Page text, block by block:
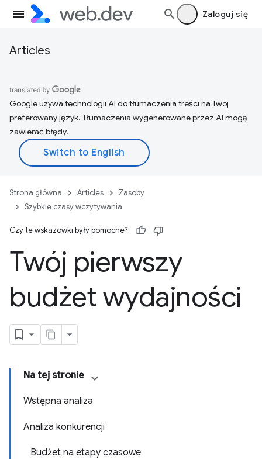
Zaloguj się
Articles
Google używa technologii AI do tłumaczenia treści na Twój
preferowany język. Tłumaczenia wygenerowane przez AI mogą
zawierać błędy.
Strona główna Articles
Zasoby
Szybkie czasy wczytywania
Czy te wskazówki były pomocne?
Twój pierwszy
budżet wydajności
Na tej stronie
Wstępna analiza
Analiza konkurencji
Budżet na etapy czasowe